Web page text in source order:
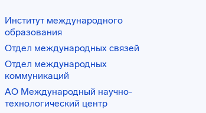
Институт международного
образования
Отдел международных связей
Отдел международных
коммуникаций
АО Международный научно-
технологический центр